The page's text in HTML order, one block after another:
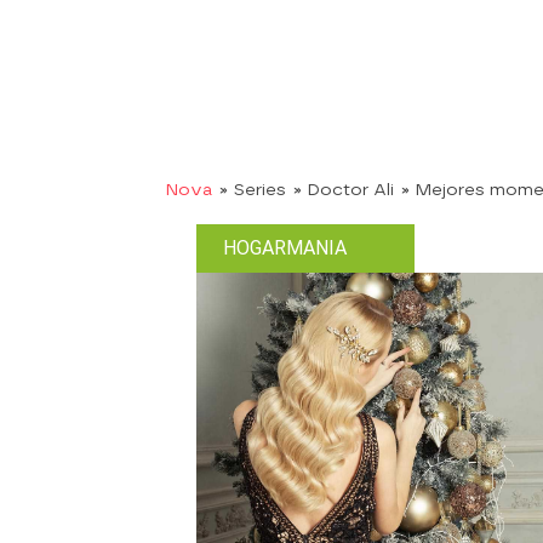
Nova » Series » Doctor Ali » Mejores
HOGARMANIA